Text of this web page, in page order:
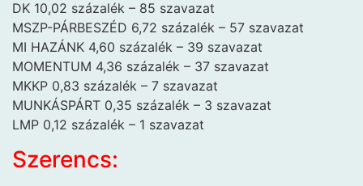
DK 10,02 százalék – 85 szavazat
MSZP-PÁRBESZÉD 6,72 százalék – 57 szavazat
MI HAZÁNK 4,60 százalék – 39 szavazat
MOMENTUM 4,36 százalék – 37 szavazat
MKKP 0,83 százalék – 7 szavazat
MUNKÁSPÁRT 0,35 százalék – 3 szavazat
LMP 0,12 százalék – 1 szavazat
Szerencs: